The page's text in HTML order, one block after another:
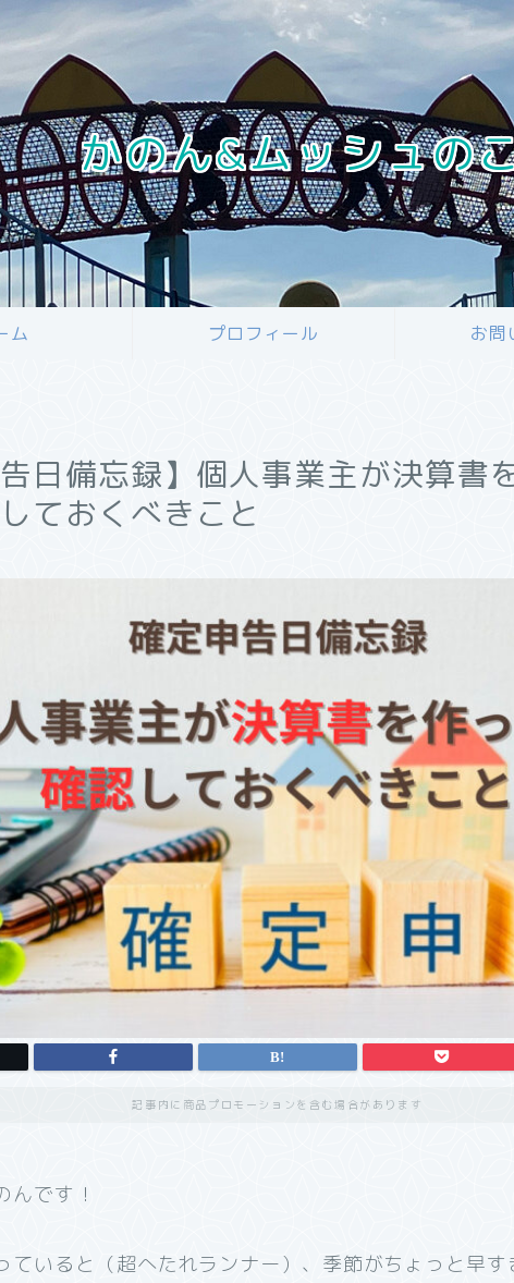
かのん&ムッシュの
ム プロフィール お問
告日備忘録】個人事業主が決算書
ておくべきこと
記事内に商品プロモーションを含む場合があります
んです！
ていると（超へたれランナー）、季節がちょっと早す